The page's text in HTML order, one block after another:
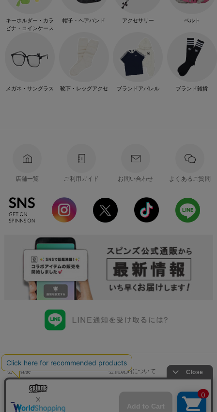
キーホルダー・カラ
ビナ・コインケース
帽子・ヘアバンド アクセサリー ベルト
メガネ・サングラス 靴下・レッグアクセ ブランドアパレル ブランド雑貨
店舗一覧 ご利用ガイド お問い合わせ よくあるご質問
会社概要 会員規約について
店舗一覧
特定商取引法に基づく表示 古物商許可申請番号一覧